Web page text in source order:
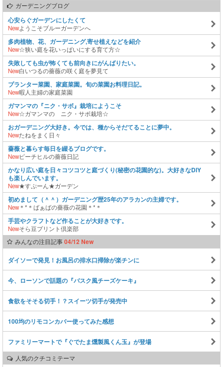
ガーデニングブログ
心安らぐガーデンにしたくて
Newようこそブルーガーデンへ
多肉植物、花、ガーデニング,寄せ植えなどを紹介
New☆狭い庭を花いっぱいにする育て方☆
失敗しても虫が怖くても前向きにがんばりたい。
New白いつるの薔薇の咲く庭を夢見て
プランター菜園、家庭菜園。旬の菜園お料理日記。
New暇人主婦の家庭菜園
ガマンマの『ニク・サボ』栽培にようこそ
New☆ガマンマの ニク・サボ栽培☆
おガーデニング大好き。今では、種からそだてることに夢中。
Newたねをまく日々
薔薇と暮らす毎日を綴るブログです。
Newピーチヒルの薔薇日記
かなり広い庭を日々コツコツと庭づくり(秘密の花園的な)。大好きなDIY
も楽しんでいます。
New★すぷーん★ガーデン
初めまして（＾＾）ガーデニング歴25年のアラカンの主婦です。
New＊*＊ばぁばの薔薇の花園＊*＊
手芸やクラフトなど作ることが大好きです。
Newそら豆プリント倶楽部
みんなの注目記事04/12 New
ダイソーで発見！お風呂の排水口掃除が楽チンに
今、ローソンで話題の『バスク風チーズケーキ』
食欲をそそる切手！？スイーツ切手が発売中
100均のリモコンカバー使ってみた感想
ファミリーマートで『ぐでたま燻製風くん玉』が登場
人気のクチコミテーマ